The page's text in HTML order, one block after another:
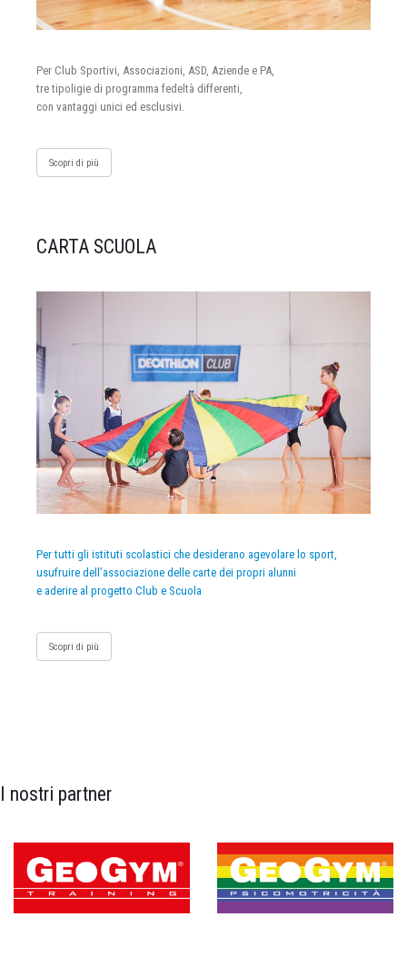
Per Club Sportivi, Associazioni, ASD, Aziende e PA,
tre tipoligie di programma fedeltà differenti,
con vantaggi unici ed esclusivi.
Scopri di più
CARTA SCUOLA
Per tutti gli istituti scolastici che desiderano agevolare lo sport,
usufruire dell’associazione delle carte dei propri alunni
e aderire al progetto Club e Scuola
Scopri di più
I nostri partner